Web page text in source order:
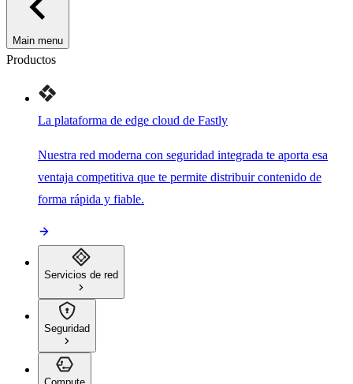
Main menu
Productos
La plataforma de edge cloud de Fastly
Nuestra red moderna con seguridad integrada te aporta esa
ventaja competitiva que te permite distribuir contenido de
forma rápida y fiable.
Servicios de red
Seguridad